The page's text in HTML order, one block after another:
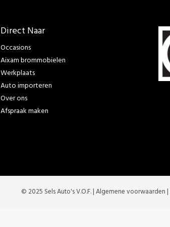
Direct Naar
Occasions
Aixam brommobielen
Werkplaats
Auto importeren
Over ons
Afspraak maken
© 2025 Sels Auto's V.O.F. |Algemene voorwaarden |